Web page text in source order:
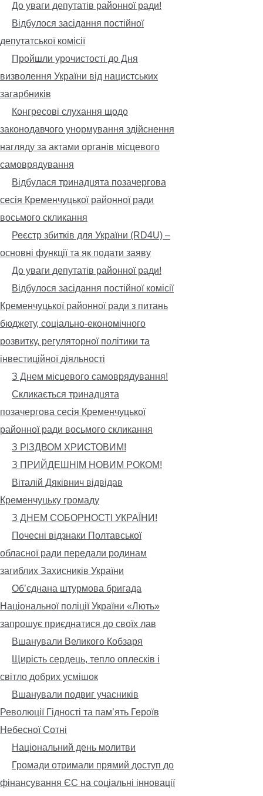
До уваги депутатів районної ради!
Відбулося засідання постійної
депутатської комісії
Пройшли урочистості до Дня
визволення України від нацистських
загарбників
Конгресові слухання щодо
законодавчого унормування здійснення
нагляду за актами органів місцевого
самоврядування
Відбулася тринадцята позачергова
сесія Кременчуцької районної ради
восьмого скликання
Реєстр збитків для України (RD4U) –
основні функції та як подати заяву
До уваги депутатів районної ради!
Відбулося засідання постійної комісії
Кременчуцької районної ради з питань
бюджету, соціально-економічного
розвитку, регуляторної політики та
інвестиційної діяльності
З Днем місцевого самоврядування!
Скликається тринадцята
позачергова сесія Кременчуцької
районної ради восьмого скликання
З РІЗДВОМ ХРИСТОВИМ!
З ПРИЙДЕШНІМ НОВИМ РОКОМ!
Віталій Дяківнич відвідав
Кременчуцьку громаду
З ДНЕМ СОБОРНОСТІ УКРАЇНИ!
Почесні відзнаки Полтавської
обласної ради передали родинам
загиблих Захисників України
Обʼєднана штурмова бригада
Національної поліції України «Лють»
запрошує приєднатися до своїх лав
Вшанували Великого Кобзаря
Щирість сердець, тепло оплесків і
світло добрих усмішок
Вшанували подвиг учасників
Революції Гідності та пам’ять Героїв
Небесної Сотні
Національний день молитви
Громади отримали прямий доступ до
фінансування ЄС на соціальні інновації